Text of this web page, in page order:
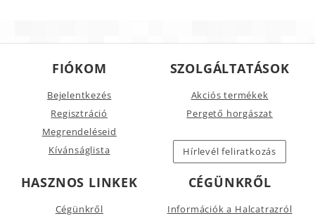
FIÓKOM
Bejelentkezés
Regisztráció
Megrendeléseid
Kívánságlista
SZOLGÁLTATÁSOK
Akciós termékek
Pergető horgászat
Hírlevél feliratkozás
HASZNOS LINKEK
Cégünkről
CÉGÜNKRŐL
Információk a Halcatrazról